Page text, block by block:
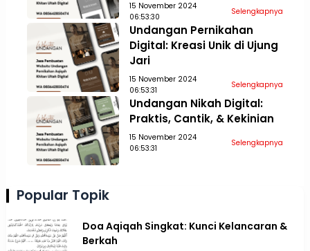
15 November 2024
06:53:30
Selengkapnya
Undangan Pernikahan
Digital: Kreasi Unik di Ujung
Jari
15 November 2024
06:53:31
Selengkapnya
Undangan Nikah Digital:
Praktis, Cantik, & Kekinian
15 November 2024
06:53:31
Selengkapnya
Popular Topik
Doa Aqiqah Singkat: Kunci Kelancaran &
Berkah